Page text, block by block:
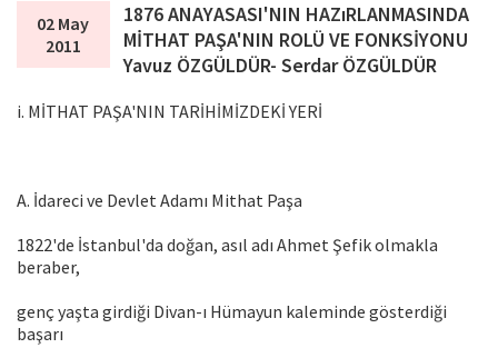
02 May
2011
1876 ANAYASASI'NIN HAZıRLANMASINDA
MİTHAT PAŞA'NIN ROLÜ VE FONKSİYONU
Yavuz ÖZGÜLDÜR- Serdar ÖZGÜLDÜR
i. MİTHAT PAŞA'NIN TARİHİMİZDEKİ YERİ
A. İdareci ve Devlet Adamı Mithat Paşa
1822'de İstanbul'da doğan, asıl adı Ahmet Şefik olmakla
beraber,
genç yaşta girdiği Divan-ı Hümayun kaleminde gösterdiği
başarı